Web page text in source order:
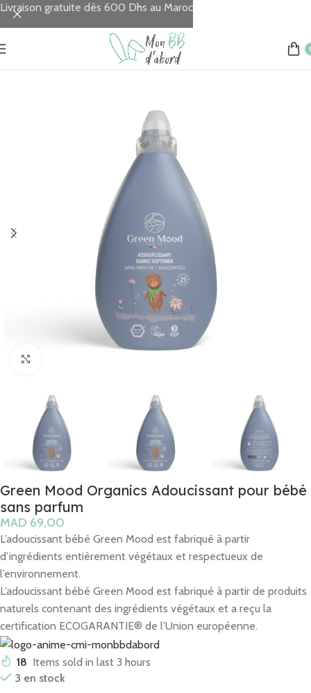
Accueil Nettoyage
Green Mood Organics Adoucissant pour bébé
sans parfum
MAD
L’adoucissant bébé Green Mood est fabriqué à partir
d’ingrédients entièrement végétaux et respectueux de
l’environnement.
L’adoucissant bébé Green Mood est fabriqué à partir de produits
naturels contenant des ingrédients végétaux et a reçu la
certification ECOGARANTIE® de l’Union européenne.
18 Items sold in last 3 hours
3 en stock
Livraison gratuite dès 600 Dhs au Maroc